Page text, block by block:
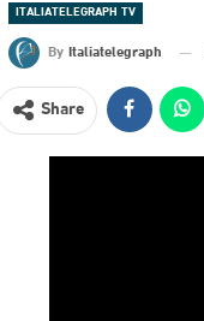
ITALIATELEGRAPH TV
By Italiatelegraph
Share